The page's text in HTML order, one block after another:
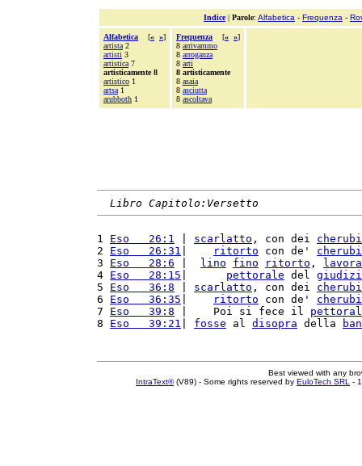
Indice| Parole: Alfabetica - Frequenza -
Alfabetica [« »]
artista 2
artisti 3
artistica 7
artisticamente 8
artistico 1
artsa 1
arubboth 1
Frequenza [« »]
8 arrivammo
8 arroganza
8 arti
8 artisticamente
8 asaia
8 asciutta
8 ascoltava
Libro Capitolo:Versetto
1 Eso   26:1 scarlatto , con dei
2 Eso   26:31 ritorto con de'
3 Eso   28:6 lino fino ritorto ,
4 Eso   28:15 pettorale del
5 Eso   36:8 scarlatto , con dei
6 Eso   36:35 ritorto con de'
7 Eso   39:8 |    Poi si fece il
8 Eso   39:21 fosse al disopra della
Best viewed with any
IntraText®(V89) - Some rights reserved by EuloTech SRL -